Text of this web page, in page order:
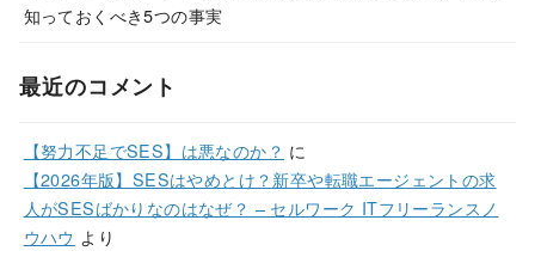
知っておくべき5つの事実
最近のコメント
【努力不足でSES】は悪なのか？ に
【2026年版】SESはやめとけ？新卒や転職エージェントの求
人がSESばかりなのはなぜ？ – セルワーク ITフリーランスノ
ウハウ より